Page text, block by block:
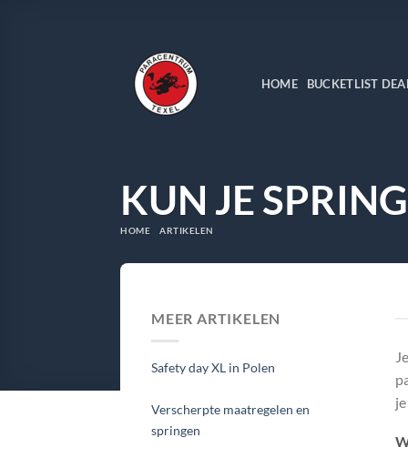
HOME BUCKETLIST
KUN JE
HOME ARTIKELEN
MEER ARTIKELEN
Safety day XL in Polen
Verscherpte maatregelen en
springen